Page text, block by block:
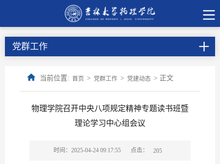
党群工作
当前位置: 首页 > 党群工作 > 党建动态 > 正文
物理学院召开中央八项规定精神专题读书班暨
理论学习中心组会议
时间：2025-04-24 09:17:55 点击： 205